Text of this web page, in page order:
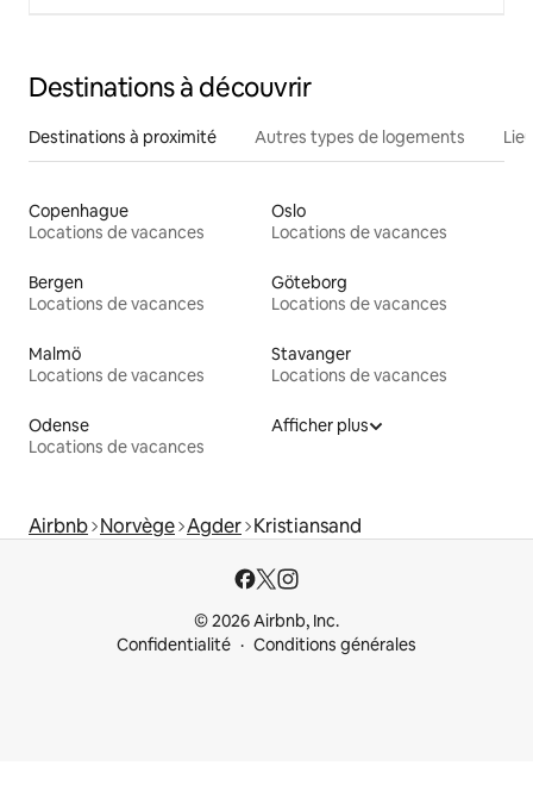
Destinations à découvrir
Destinations à proximité Autres types de logements
Copenhague
Locations de vacances
Oslo
Locations de vacances
Bergen
Locations de vacances
Göteborg
Locations de vacances
Malmö
Locations de vacances
Stavanger
Locations de vacances
Odense
Locations de vacances
Afficher plus
Airbnb Norvège Agder Kristiansand
© 2026 Airbnb, Inc.
Confidentialité
Conditions générales